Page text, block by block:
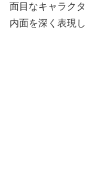
面目なキャラク
内面を深く表現し